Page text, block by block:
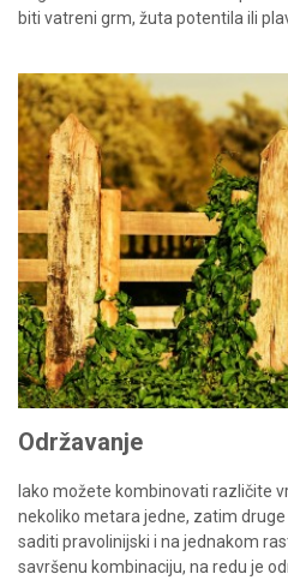
biti vatreni grm, žuta potentila ili
Održavanje
Iako možete kombinovati različite
nekoliko metara jedne, zatim
saditi pravolinijski i na jednakom
savršenu kombinaciju, na redu je